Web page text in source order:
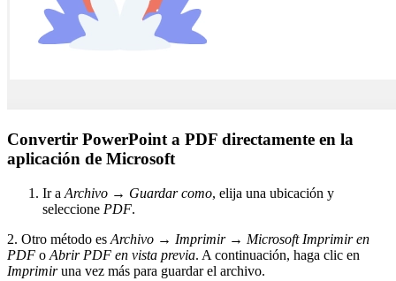
Convertir PowerPoint a PDF directamente en la
aplicación de Microsoft
Ir a Archivo → Guardar como, elija una ubicación y
seleccione PDF.
2. Otro método es Archivo → Imprimir → Microsoft Imprimir en
PDF o Abrir PDF en vista previa. A continuación, haga clic en
Imprimiruna vez más para guardar el archivo.